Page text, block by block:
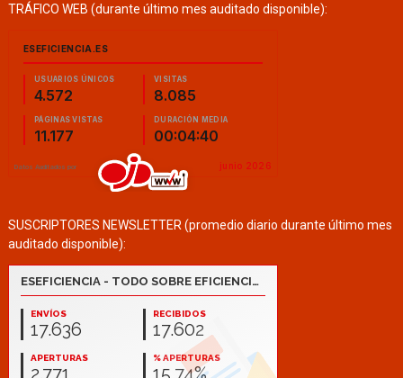
TRÁFICO WEB (durante último mes auditado disponible):
SUSCRIPTORES NEWSLETTER (promedio diario durante último mes
auditado disponible):